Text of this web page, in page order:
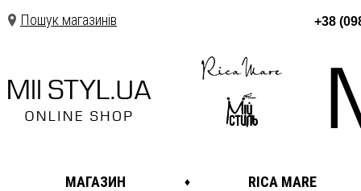
Пошук магазинів +38
МАГАЗИН RICA MARE